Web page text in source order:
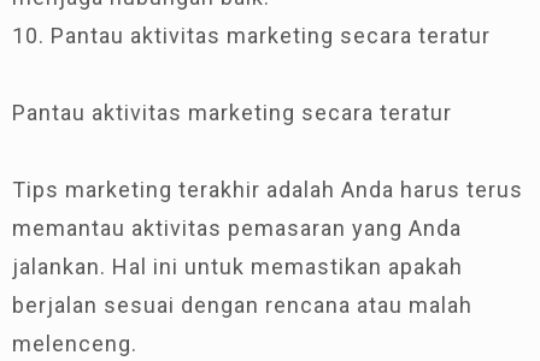
10. Pantau aktivitas marketing secara teratur
Pantau aktivitas marketing secara teratur
Tips marketing terakhir adalah Anda harus terus
memantau aktivitas pemasaran yang Anda
jalankan. Hal ini untuk memastikan apakah
berjalan sesuai dengan rencana atau malah
melenceng.